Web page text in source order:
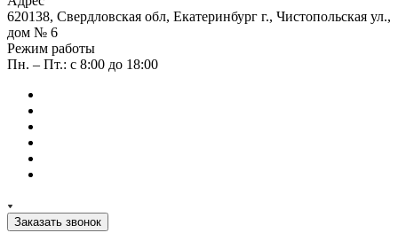
620138, Свердловская обл, Екатеринбург г., Чистопольская ул.,
дом № 6
Режим работы
Пн. – Пт.: с 8:00 до 18:00
Заказать звонок